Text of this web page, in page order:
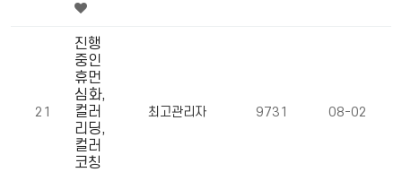
21
진행
중인
휴먼
심화,
컬러
리딩,
컬러
코칭
최고관리자 9731 08-02